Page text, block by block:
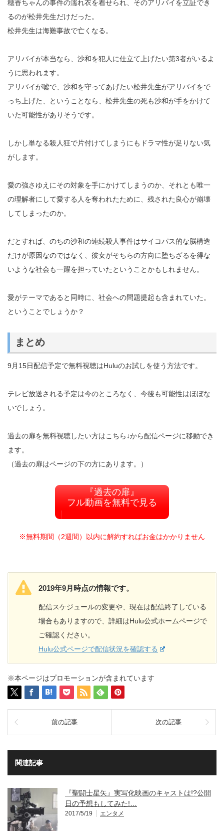
穂香ちゃんの事件の濡れ衣を着せられ、そのアリバイを立証でき
るのが松井先生だけだった。
松井先生は海難事故で亡くなる。
アリバイが本当なら、沙和を犯人に仕立て上げたい第3者がいるよ
うに思われます。
アリバイが嘘で、沙和を守ってあげたい松井先生がアリバイをで
っち上げた、ということなら、松井先生の死も沙和が手をかけて
いた可能性がありそうです。
しかし単なる殺人狂で片付けてしまうにもドラマ性が足りない気
がします。
愛の強さゆえにその対象を手にかけてしまうのか、それとも唯一
の理解者にして愛する人を奪われたために、残された良心が崩壊
してしまったのか。
だとすれば、のちの沙和の連続殺人事件はサイコパス的な脳構造
だけが原因なのではなく、彼女がそちらの方向に堕ちざるを得な
いような社会も一躍を担っていたということかもしれません。
愛がテーマであると同時に、社会への問題提起も含まれていた。
ということでしょうか？
まとめ
9月15日配信予定で無料視聴はHuluのお試しを使う方法です。
テレビ放送される予定は今のところなく、今後も可能性はほぼな
いでしょう。
過去の扉を無料視聴したい方はこちら↓から配信ページに移動でき
ます。
（過去の扉はページの下の方にあります。）
『過去の扉』
フル動画を無料で見る
※無料期間（2週間）以内に解約すればお金はかかりません
2019年9月時点の情報です。
配信スケジュールの変更や、現在は配信終了している
場合もありますので、詳細はHulu公式ホームページで
ご確認ください。
Hulu公式ページで配信状況を確認する
※本ページはプロモーションが含まれています
前の記事 次の記事
関連記事
『聖闘士星矢』実写化映画のキャストは!?公開
日の予想もしてみた!…
2017/5/19 エンタメ